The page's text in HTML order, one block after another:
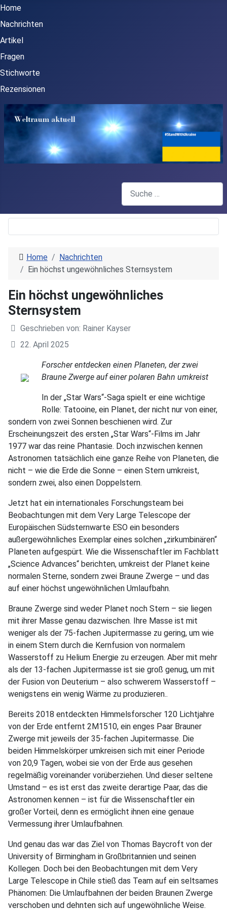
Home
Nachrichten
Artikel
Fragen
Stichworte
Rezensionen
Home
Nachrichten
Ein höchst ungewöhnliches Sternsystem
Ein höchst ungewöhnliches
Sternsystem
Geschrieben von: Rainer Kayser
22. April 2025
Forscher entdecken einen Planeten, der zwei
Braune Zwerge auf einer polaren Bahn umkreist
In der „Star Wars“-Saga spielt er eine wichtige
Rolle: Tatooine, ein Planet, der nicht nur von einer,
sondern von zwei Sonnen beschienen wird. Zur
Erscheinungszeit des ersten „Star Wars“-Films im Jahr
1977 war das reine Phantasie. Doch inzwischen kennen
Astronomen tatsächlich eine ganze Reihe von Planeten, die
nicht – wie die Erde die Sonne – einen Stern umkreist,
sondern zwei, also einen Doppelstern.
Jetzt hat ein internationales Forschungsteam bei
Beobachtungen mit dem Very Large Telescope der
Europäischen Südsternwarte ESO ein besonders
außergewöhnliches Exemplar eines solchen „zirkumbinären“
Planeten aufgespürt. Wie die Wissenschaftler im Fachblatt
„Science Advances“ berichten, umkreist der Planet keine
normalen Sterne, sondern zwei Braune Zwerge – und das
auf einer höchst ungewöhnlichen Umlaufbahn.
Braune Zwerge sind weder Planet noch Stern – sie liegen
mit ihrer Masse genau dazwischen. Ihre Masse ist mit
weniger als der 75-fachen Jupitermasse zu gering, um wie
in einem Stern durch die Kernfusion von normalem
Wasserstoff zu Helium Energie zu erzeugen. Aber mit mehr
als der 13-fachen Jupitermasse ist sie groß genug, um mit
der Fusion von Deuterium – also schwerem Wasserstoff –
wenigstens ein wenig Wärme zu produzieren..
Bereits 2018 entdeckten Himmelsforscher 120 Lichtjahre
von der Erde entfernt 2M1510, ein enges Paar Brauner
Zwerge mit jeweils der 35-fachen Jupitermasse. Die
beiden Himmelskörper umkreisen sich mit einer Periode
von 20,9 Tagen, wobei sie von der Erde aus gesehen
regelmäßig voreinander vorüberziehen. Und dieser seltene
Umstand – es ist erst das zweite derartige Paar, das die
Astronomen kennen – ist für die Wissenschaftler ein
großer Vorteil, denn es ermöglicht ihnen eine genaue
Vermessung ihrer Umlaufbahnen.
Und genau das war das Ziel von Thomas Baycroft von der
University of Birmingham in Großbritannien und seinen
Kollegen. Doch bei den Beobachtungen mit dem Very
Large Telescope in Chile stieß das Team auf ein seltsames
Phänomen: Die Umlaufbahnen der beiden Braunen Zwerge
verschoben und dehnten sich auf ungewöhnliche Weise.